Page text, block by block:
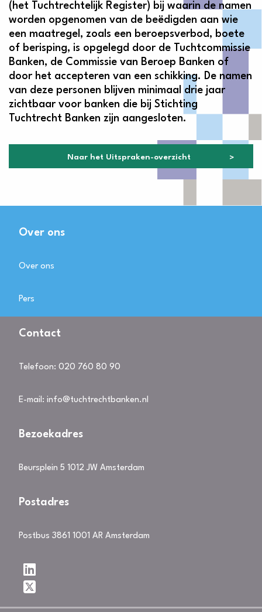
(het Tuchtrechtelijk Register) bij waarin de namen
worden opgenomen van de beëdigden aan wie
een maatregel, zoals een beroepsverbod, boete
of berisping, is opgelegd door de Tuchtcommissie
Banken, de Commissie van Beroep Banken of
door het accepteren van een schikking. De namen
van deze personen blijven minimaal drie jaar
zichtbaar voor banken die bij Stichting
Tuchtrecht Banken zijn aangesloten.
Naar het Uitspraken-overzicht
Over ons
Over ons
Pers
Contact
Telefoon: 020 760 80 90
E-mail: info@tuchtrechtbanken.nl
Bezoekadres
Beursplein 5 1012 JW Amsterdam
Postadres
Postbus 3861 1001 AR Amsterdam